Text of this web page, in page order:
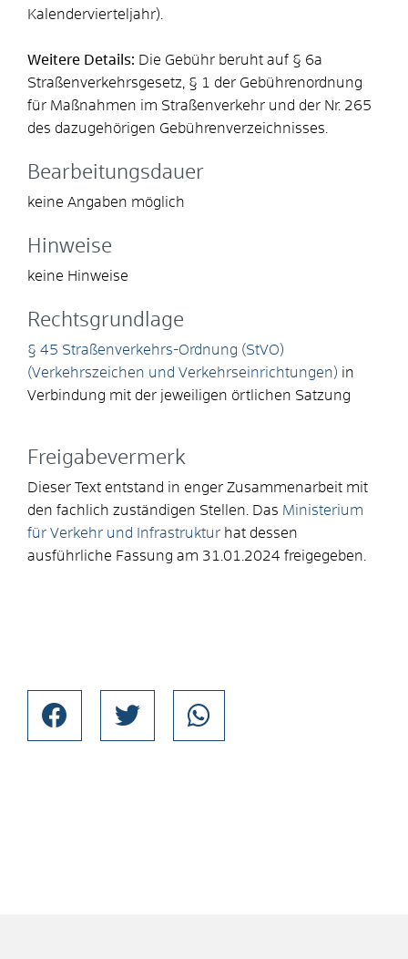
Kalendervierteljahr).
Weitere Details: Die Gebühr beruht auf § 6a
Straßenverkehrsgesetz, § 1 der Gebührenordnung
für Maßnahmen im Straßenverkehr und der Nr. 265
des dazugehörigen Gebührenverzeichnisses.
Bearbeitungsdauer
keine Angaben möglich
Hinweise
keine Hinweise
Rechtsgrundlage
§ 45 Straßenverkehrs-Ordnung (StVO)
(Verkehrszeichen und Verkehrseinrichtungen) in
Verbindung mit der jeweiligen örtlichen Satzung
Freigabevermerk
Dieser Text entstand in enger Zusammenarbeit mit
den fachlich zuständigen Stellen. Das Ministerium
für Verkehr und Infrastruktur hat dessen
ausführliche Fassung am 31.01.2024 freigegeben.